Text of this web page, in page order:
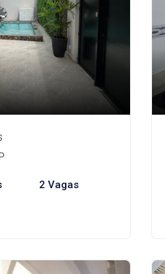
2 Vagas